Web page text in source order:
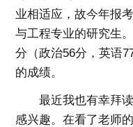
业相适应，故今年报
与工程专业的研究生
分（政治56分，英语
的成绩。
最近我也有幸拜读
感兴趣。在看了老师